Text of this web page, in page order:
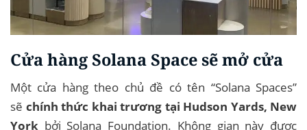
Cửa hàng Solana Space sẽ mở cửa
Một cửa hàng theo chủ đề có tên “Solana Spaces”
sẽ chính thức khai trương tại Hudson Yards, New
York bởi Solana Foundation. Không gian này được